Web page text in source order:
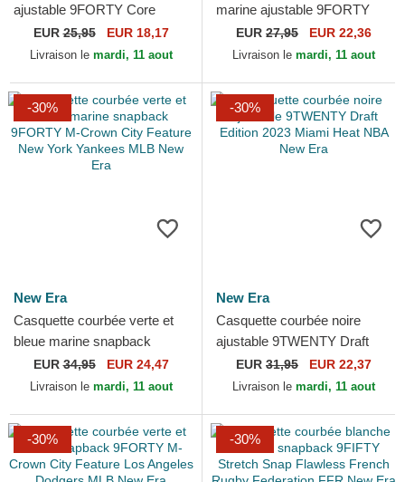
ajustable 9FORTY Core
Saiyans FC Kings League
New Era
EUR25,95 EUR 18,17
Livraison le mardi, 11 aout
marine ajustable 9FORTY
The League Denver Nuggets
NBA New Era
EUR 27,95 EUR 22,36
Livraison le mardi, 11 aout
-30%
New Era
Casquette courbée verte et
bleue marine snapback
9FORTY M-Crown City
Feature New York Yankees
EUR34,95 EUR 24,47
Livraison le mardi, 11 aout
-30%
New Era
Casquette courbée noire
ajustable 9TWENTY Draft
Edition 2023 Miami Heat NBA
New Era
EUR 31,95 EUR 22,37
Livraison le mardi, 11 aout
-30% -30%